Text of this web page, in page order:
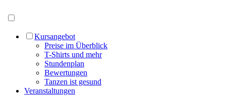
Kursangebot
Preise im Überblick
T-Shirts und mehr
Stundenplan
Bewertungen
Tanzen ist gesund
Veranstaltungen